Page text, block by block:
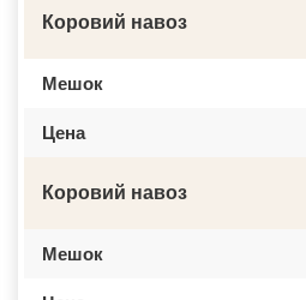
Коровий навоз
Мешок
Цена
Коровий навоз
Мешок